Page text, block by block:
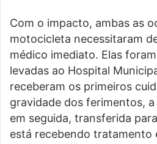
Com o impacto, ambas as
motocicleta necessitaram
médico imediato. Elas
levadas ao Hospital
receberam os primeiros
gravidade dos ferimentos,
em seguida, transferida
está recebendo tratamento